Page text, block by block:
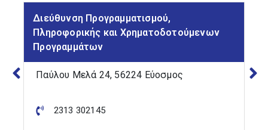
Διεύθυνση
Προγραμματισμού,
Πληροφορικής και
Χρηματοδοτούμενων
Προγραμμάτων
Διεύθυνση Δημοτικής
Αστυνομίας
Διεύθυνση Προγραμματισμού,
Πληροφορικής και Χρηματοδοτούμενων
Προγραμμάτων
Παύλου Μελά 24, 56224 Εύοσμος
2313 302145